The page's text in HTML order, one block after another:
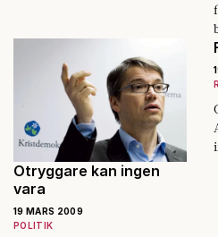
Otryggare kan ingen
vara
19 MARS 2009
POLITIK